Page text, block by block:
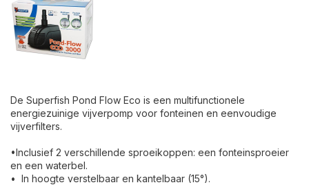
De Superfish Pond Flow Eco is een multifunctionele
energiezuinige vijverpomp voor fonteinen en eenvoudige
vijverfilters.
•Inclusief 2 verschillende sproeikoppen: een fonteinsproeier
en een waterbel.
• In hoogte verstelbaar en kantelbaar (15°).